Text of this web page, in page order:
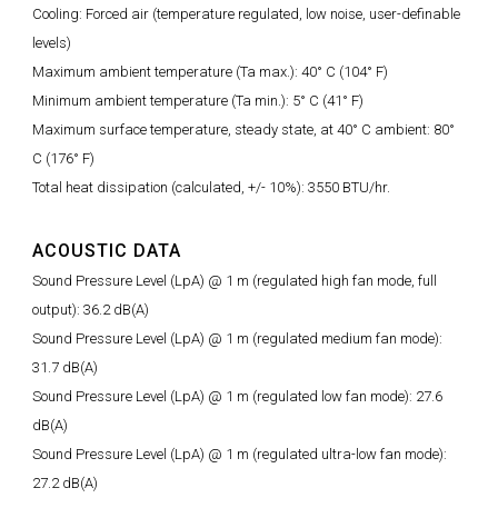
Cooling: Forced air (temperature regulated, low noise, user-definable
levels)
Maximum ambient temperature (Ta max.): 40° C (104° F)
Minimum ambient temperature (Ta min.): 5° C (41° F)
Maximum surface temperature, steady state, at 40° C ambient: 80°
C (176° F)
Total heat dissipation (calculated, +/- 10%): 3550 BTU/hr.
ACOUSTIC DATA
Sound Pressure Level (LpA) @ 1 m (regulated high fan mode, full
output): 36.2 dB(A)
Sound Pressure Level (LpA) @ 1 m (regulated medium fan mode):
31.7 dB(A)
Sound Pressure Level (LpA) @ 1 m (regulated low fan mode): 27.6
dB(A)
Sound Pressure Level (LpA) @ 1 m (regulated ultra-low fan mode):
27.2 dB(A)